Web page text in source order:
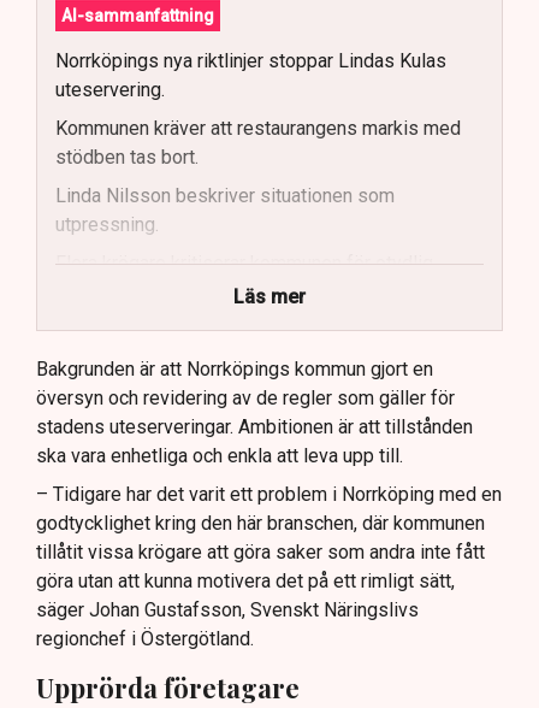
AI-sammanfattning
Norrköpings nya riktlinjer stoppar Lindas Kulas
uteservering.
Kommunen kräver att restaurangens markis med
stödben tas bort.
Linda Nilsson beskriver situationen som
utpressning.
Flera krögare kritiserar kommunen för otydlig
Kommunen vill skapa enhetliga regler för
uteserveringar.
Lindas Kula ställer in uteserveringen för
sommaren.
Läs mer
Bakgrunden är att Norrköpings kommun gjort en
översyn och revidering av de regler som gäller för
stadens uteserveringar. Ambitionen är att tillstånden
ska vara enhetliga och enkla att leva upp till.
– Tidigare har det varit ett problem i Norrköping med en
godtycklighet kring den här branschen, där kommunen
tillåtit vissa krögare att göra saker som andra inte fått
göra utan att kunna motivera det på ett rimligt sätt,
säger Johan Gustafsson, Svenskt Näringslivs
regionchef i Östergötland.
Upprörda företagare